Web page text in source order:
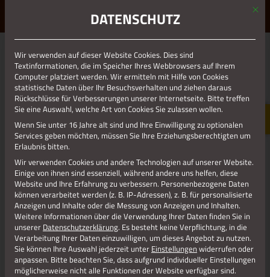
ERLEBE STOLBERG.ERLEBE DICH.
01.01.1970
TORBURG
Jetzt teilen
Mit
DATENSCHUTZ
Wir verwenden auf dieser Website Cookies. Dies sind
Textinformationen, die im Speicher Ihres Webbrowsers auf Ihrem
Computer platziert werden. Wir ermitteln mit Hilfe von Cookies
statistische Daten über Ihr Besuchsverhalten und ziehen daraus
Rückschlüsse für Verbesserungen unserer Internetseite. Bitte treffen
Sie eine Auswahl, welche Art von Cookies Sie zulassen wollen.
Wenn Sie unter 16 Jahre alt sind und Ihre Einwilligung zu optionalen
Services geben möchten, müssen Sie Ihre Erziehungsberechtigten um
Erlaubnis bitten.
Wir verwenden Cookies und andere Technologien auf unserer Website.
Einige von ihnen sind essenziell, während andere uns helfen, diese
Website und Ihre Erfahrung zu verbessern. Personenbezogene Daten
können verarbeitet werden (z. B. IP-Adressen), z. B. für personalisierte
Anzeigen und Inhalte oder die Messung von Anzeigen und Inhalten.
Weitere Informationen über die Verwendung Ihrer Daten finden Sie in
unserer Datenschutzerklärung. Es besteht keine Verpflichtung, in die
Verarbeitung Ihrer Daten einzuwilligen, um dieses Angebot zu nutzen.
Sie können Ihre Auswahl jederzeit unter Einstellungen widerrufen oder
anpassen. Bitte beachten Sie, dass aufgrund individueller Einstellungen
möglicherweise nicht alle Funktionen der Website verfügbar sind.